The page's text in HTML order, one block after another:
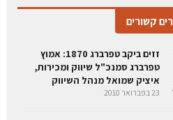
קשורים
זזים ביקב טפרברג 1870: אמוץ
טפרברג סמנכ"ל שיווק ומכירות,
איציק שמואל מנהל השיווק
23 בפברואר 2010